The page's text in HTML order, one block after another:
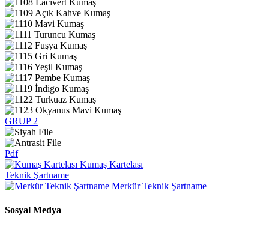
GRUP 2
Pdf
Kumaş Kartelası
Teknik Şartname
Merkür Teknik Şartname
Sosyal Medya